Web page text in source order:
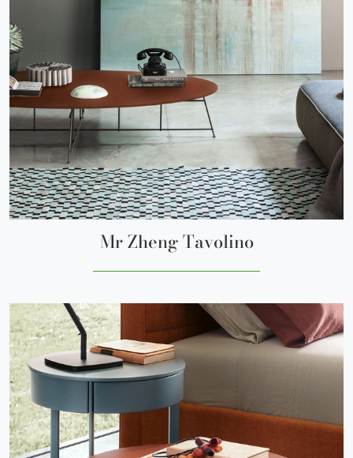
Mr Zheng Tavolino